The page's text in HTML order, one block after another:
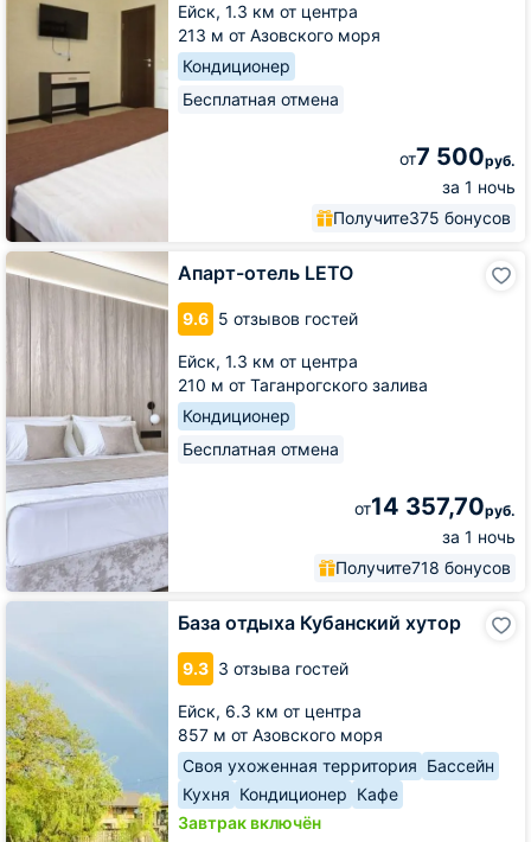
Ейск, 1.3 км от центра
213 м от Азовского моря
Кондиционер
Бесплатная отмена
от7 500руб.
за 1 ночь
Получите375 бонусов
Апарт-отель LETO
9.6 5 отзывов гостей
Ейск, 1.3 км от центра
210 м от Таганрогского залива
Кондиционер
Бесплатная отмена
от14 357,70руб.
за 1 ночь
Получите718 бонусов
Апарт-
отель
LETO
База отдыха Кубанский хутор
9.3 3 отзыва гостей
Ейск, 6.3 км от центра
857 м от Азовского моря
Своя ухоженная территория Бассейн
Кухня Кондиционер Кафе
Завтрак включён
База
хутор